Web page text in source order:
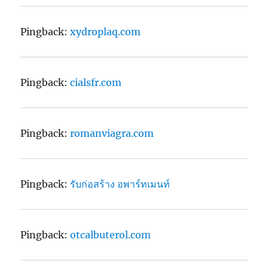
Pingback:xydroplaq.com
Pingback:cialsfr.com
Pingback:romanviagra.com
Pingback: รับก่อสร้าง อพาร์ทเมนท์
Pingback:otcalbuterol.com